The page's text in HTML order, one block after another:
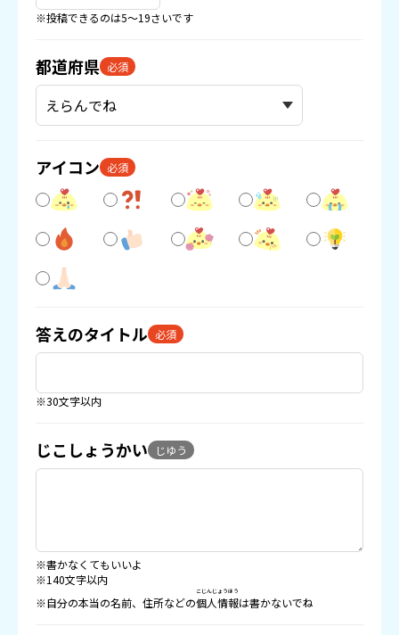
※投稿できるのは5〜19さいです
都道府県 必須
アイコン 必須
答えのタイトル 必須
※30文字以内
じこしょうかい じゆう
※書かなくてもいいよ
※140文字以内
※自分の本当の名前、住所などの個人情報
こじんじょうほう
は書かないでね